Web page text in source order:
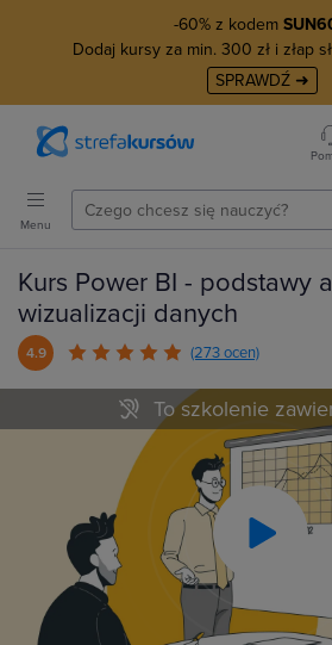
-60% z kodem
Dodaj kursy za min. 300 zł i złap
SPRAWDŹ ➜
Menu
Kurs Power BI - podstawy
wizualizacji danych
4.9 (273 ocen)
Play
To szkolenie